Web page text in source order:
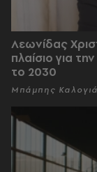
Λεωνίδας
πλαίσιο για
το 2030
Μπάμπης